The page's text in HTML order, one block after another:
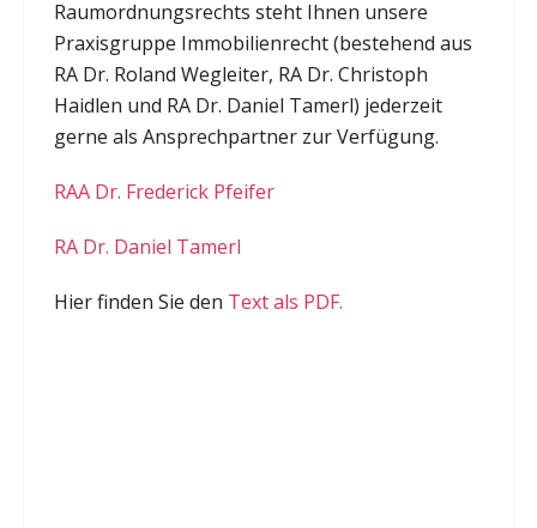
Raumordnungsrechts steht Ihnen unsere
Praxisgruppe Immobilienrecht (bestehend aus
RA Dr. Roland Wegleiter, RA Dr. Christoph
Haidlen und RA Dr. Daniel Tamerl) jederzeit
gerne als Ansprechpartner zur Verfügung.
RAA Dr. Frederick Pfeifer
RA Dr. Daniel Tamerl
Hier finden Sie den Text als PDF.